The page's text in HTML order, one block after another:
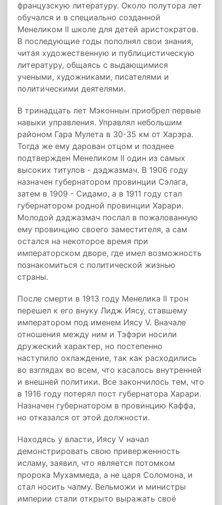
французскую литературу. Около полутора лет
обучался и в специально созданной
Менеликом II школе для детей аристократов.
В последующие годы пополнял свои знания,
читая художественную и публицистическую
литературу, общаясь с выдающимися
учеными, художниками, писателями и
политическими деятелями.
В тринадцать лет Мэконнын приобрел первые
навыки управления. Управлял небольшим
районом Гара Мулета в 30-35 км от Харэра.
Тогда же ему дарован отцом и позднее
подтвержден Менеликом II один из самых
высоких титулов - дэджазмач. В 1906 году
назначен губернатором провинции Сэлага,
затем в 1909 - Сидамо, а в 1911 году стал
губернатором родной провинции Харари.
Молодой дэджазмач послал в пожалованную
ему провинцию своего заместителя, а сам
остался на некоторое время при
императорском дворе, где имел возможность
познакомиться с политической жизнью
страны.
После смерти в 1913 году Менелика II трон
перешел к его внуку Лидж Иясу, ставшему
императором под именем Иясу V. Вначале
отношения между ним и Тэфэри носили
дружеский характер, но постепенно
наступило охлаждение, так как расходились
во взглядах во всем, что касалось внутренней
и внешней политики. Все закончилось тем, что
в 1916 году потерял пост губернатора Харари.
Назначен губернатором в провинцию Каффа,
но отказался от этой должности.
Находясь у власти, Иясу V начал
демонстрировать свою приверженность
исламу, заявил, что является потомком
пророка Мухаммеда, а не царя Соломона, и
стал носить чалму. Вельможи и министры
империи стали открыто выражать своё